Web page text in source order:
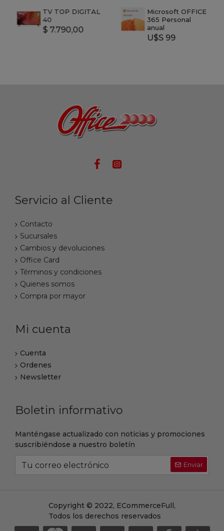
TV TOP DIGITAL
40
$ 7.790,00
Microsoft OFFICE
365 Personal
anual
U$S 99
Servicio al Cliente
Contacto
Sucursales
Cambios y devoluciones
Office Card
Términos y condiciones
Quienes somos
Compra por mayor
Mi cuenta
Cuenta
Ordenes
Newsletter
Boletin informativo
Manténgase actualizado con noticias y promociones
suscribiéndose a nuestro boletín
Enviar
Copyright © 2022, ECommerceFull,
Todos los derechos reservados